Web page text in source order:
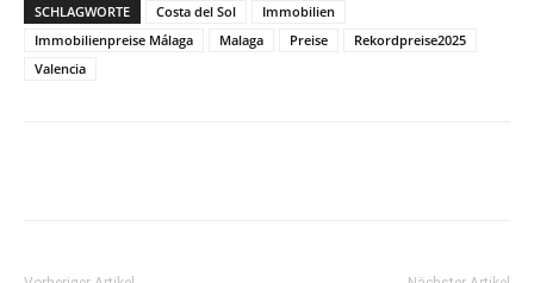
SCHLAGWORTE Costa del Sol
Immobilien
Immobilienpreise Málaga
Malaga Preise
Rekordpreise2025
Valencia